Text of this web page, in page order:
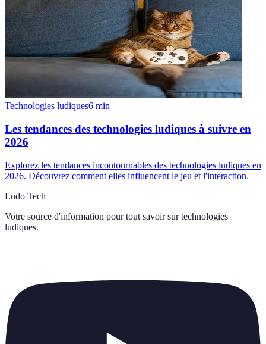
Technologies ludiques6 min
Les tendances des technologies ludiques à suivre en
2026
Explorez les tendances incontournables des technologies ludiques en
2026. Découvrez comment elles influencent le jeu et l'interaction.
Ludo Tech
Votre source d'information pour tout savoir sur technologies
ludiques.